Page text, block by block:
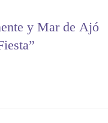
y Mar de Ajó